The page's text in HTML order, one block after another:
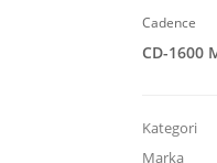
Cadence
CD-1600
Kategori
Marka